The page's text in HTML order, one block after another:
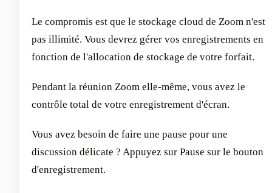
Le compromis est que le stockage cloud de Zoom n'est
pas illimité. Vous devrez gérer vos enregistrements en
fonction de l'allocation de stockage de votre forfait.
Pendant la réunion Zoom elle-même, vous avez le
contrôle total de votre enregistrement d'écran.
Vous avez besoin de faire une pause pour une
discussion délicate ? Appuyez sur Pause sur le bouton
d'enregistrement.